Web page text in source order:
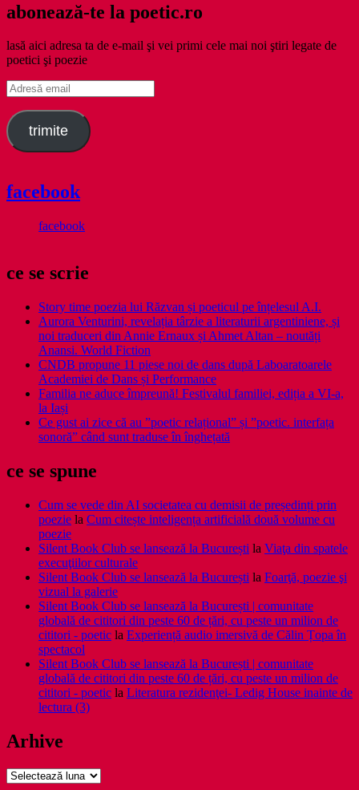
abonează-te la poetic.ro
lasă aici adresa ta de e-mail şi vei primi cele mai noi ştiri legate de
poetici şi poezie
Adresă
email
trimite
facebook
facebook
ce se scrie
Story time poezia lui Răzvan și poeticul pe înțelesul A.I.
Aurora Venturini, revelația târzie a literaturii argentiniene, și
noi traduceri din Annie Ernaux și Ahmet Altan – noutăți
Anansi. World Fiction
CNDB propune 11 piese noi de dans după Laboaratoarele
Academiei de Dans și Performance
Familia ne aduce împreună! Festivalul familiei, ediția a VI-a,
la Iași
Ce gust ai zice că au ”poetic relațional” și ”poetic. interfața
sonoră” când sunt traduse în înghețată
ce se spune
Cum se vede din AI societatea cu demisii de președinți prin
poezie la Cum citește inteligența artificială două volume cu
poezie
Silent Book Club se lansează la București la Viaţa din spatele
execuţiilor culturale
Silent Book Club se lansează la București la Foarţă, poezie şi
vizual la galerie
Silent Book Club se lansează la București | comunitate
globală de cititori din peste 60 de țări, cu peste un milion de
cititori - poetic la Experiență audio imersivă de Călin Țopa în
spectacol
Silent Book Club se lansează la București | comunitate
globală de cititori din peste 60 de țări, cu peste un milion de
cititori - poetic la Literatura rezidenţei- Ledig House inainte de
lectura (3)
Arhive
Arhive